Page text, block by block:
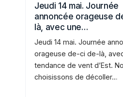
Jeudi 14 mai. Journée
annoncée orageuse
là, avec une…
Jeudi 14 mai. Journée
orageuse de-ci de-là,
tendance de vent d’Est.
choisissons de décoller…